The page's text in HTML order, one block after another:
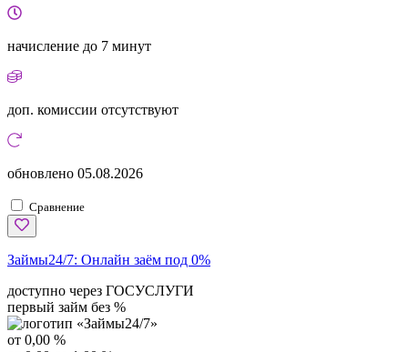
начисление до 7 минут
доп. комиссии отсутствуют
обновлено 05.08.2026
Сравнение
Займы24/7: Онлайн заём под 0%
доступно через ГОСУСЛУГИ
первый займ без %
от 0,00 %